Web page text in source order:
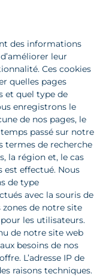
des informations
leur
Ces cookies
quelles pages
et quel type de
enregistrons le
de nos pages, le
passé sur notre
termes de recherche
la région et, le cas
est effectué. Nous
de type
avec la souris de
de notre site
les utilisateurs.
de notre site web
besoins de nos
L’adresse IP de
raisons techniques.